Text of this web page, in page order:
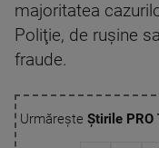
majoritatea
Poliţie, de ruşine
fraude.
Urmărește Știrile PRO